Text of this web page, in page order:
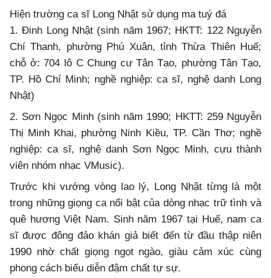
Hiện trường ca sĩ Long Nhật sử dụng ma tuý đá
1. Đinh Long Nhật (sinh năm 1967; HKTT: 122 Nguyễn
Chí Thanh, phường Phú Xuân, tỉnh Thừa Thiên Huế;
chỗ ở: 704 lô C Chung cư Tân Tạo, phường Tân Tạo,
TP. Hồ Chí Minh; nghề nghiệp: ca sĩ, nghệ danh Long
Nhật)
2. Sơn Ngọc Minh (sinh năm 1990; HKTT: 259 Nguyễn
Thị Minh Khai, phường Ninh Kiều, TP. Cần Thơ; nghề
nghiệp: ca sĩ, nghệ danh Sơn Ngọc Minh, cựu thành
viên nhóm nhạc VMusic).
Trước khi vướng vòng lao lý, Long Nhật từng là một
trong những giọng ca nổi bật của dòng nhạc trữ tình và
quê hương Việt Nam. Sinh năm 1967 tại Huế, nam ca
sĩ được đông đảo khán giả biết đến từ đầu thập niên
1990 nhờ chất giọng ngọt ngào, giàu cảm xúc cùng
phong cách biểu diễn đậm chất tự sự.